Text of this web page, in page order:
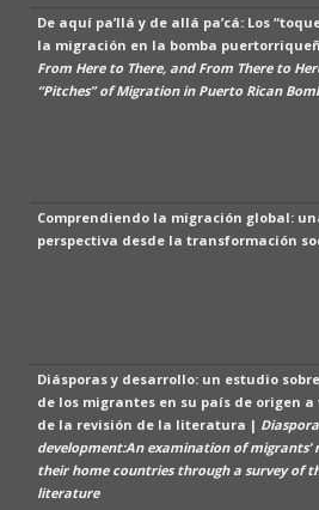
De aquí pa’llá y de allá pa’cá: Los
la migración en la bomba
From Here to There, and From There to
“Pitches” of Migration in Puerto Rican
Comprendiendo la migración global:
perspectiva desde la transformación
Diásporas y desarrollo: un estudio
de los migrantes en su país de origen a
de la revisión de la literatura |
development:An examination of migrants’
their home countries through a survey of
literature